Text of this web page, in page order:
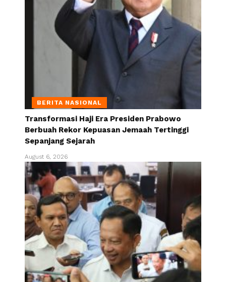
BERITA NASIONAL
Transformasi Haji Era Presiden Prabowo
Berbuah Rekor Kepuasan Jemaah Tertinggi
Sepanjang Sejarah
August 6, 2026